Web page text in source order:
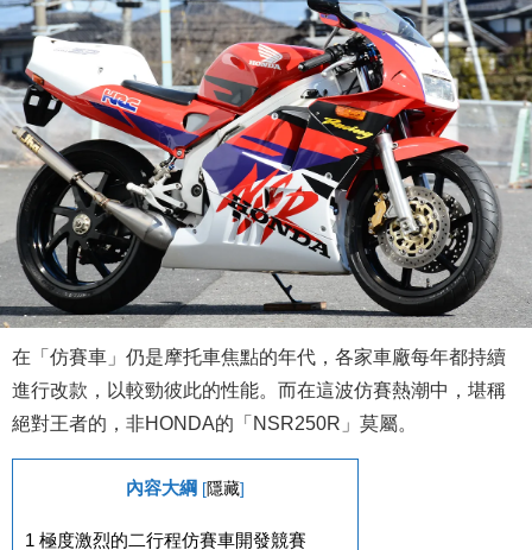
在「仿賽車」仍是摩托車焦點的年代，各家車廠每年都持續
進行改款，以較勁彼此的性能。而在這波仿賽熱潮中，堪稱
絕對王者的，非HONDA的「NSR250R」莫屬。
內容大綱 [隱藏]
1 極度激烈的二行程仿賽車開發競賽